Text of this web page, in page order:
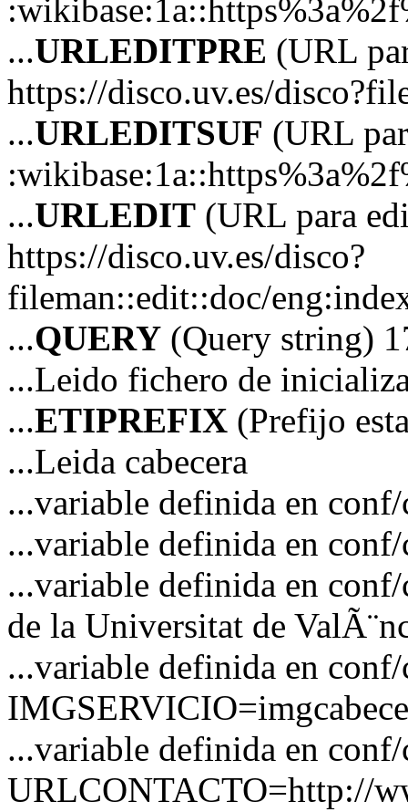
...URLEDITPRE (URL
https://disco.uv.es/
...URLEDITSUF (URL
...URLEDIT (URL para
https://disco.uv.es/disco?
fileman::edit::doc/
...QUERY (Query string)
...Leido fichero de
...ETIPREFIX (Prefijo
...Leida cabecera
...variable definida en
...variable definida en
...variable definida en
de la Universitat de
...variable definida en
...variable definida en
URLCONTACTO=http://